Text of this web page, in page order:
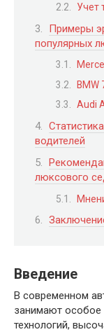
Учет
Примеры
популярных
BMW
Audi
водителей
люксового
Введение
В современном
занимают особое
технологий,